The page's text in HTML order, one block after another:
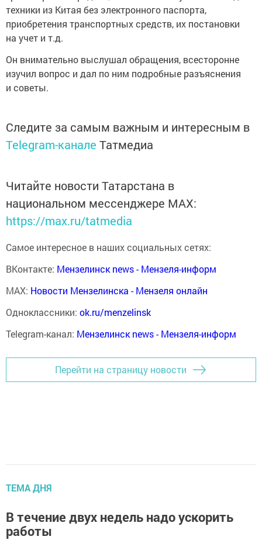
техники из Китая без электронного паспорта,
приобретения транспортных средств, их постановки
на учет и т.д.
Он внимательно выслушал обращения, всесторонне
изучил вопрос и дал по ним подробные разъяснения
и советы.
Следите за самым важным и интересным в
Telegram-канале Татмедиа
Читайте новости Татарстана в
национальном мессенджере MАХ:
https://max.ru/tatmedia
Самое интересное в наших социальных сетях:
ВКонтакте: Мензелинск news - Мензеля-информ
MAX: Новости Мензелинска - Мензеля онлайн
Одноклассники: ok.ru/menzelinsk
Telegram-канал: Мензелинск news - Мензеля-информ
Перейти на страницу новости
ТЕМА ДНЯ
В течение двух недель надо ускорить
работы